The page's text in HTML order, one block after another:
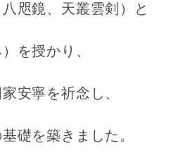
八咫鏡、天叢雲剣）と
を授かり、
安寧を祈念し、
礎を築きました。